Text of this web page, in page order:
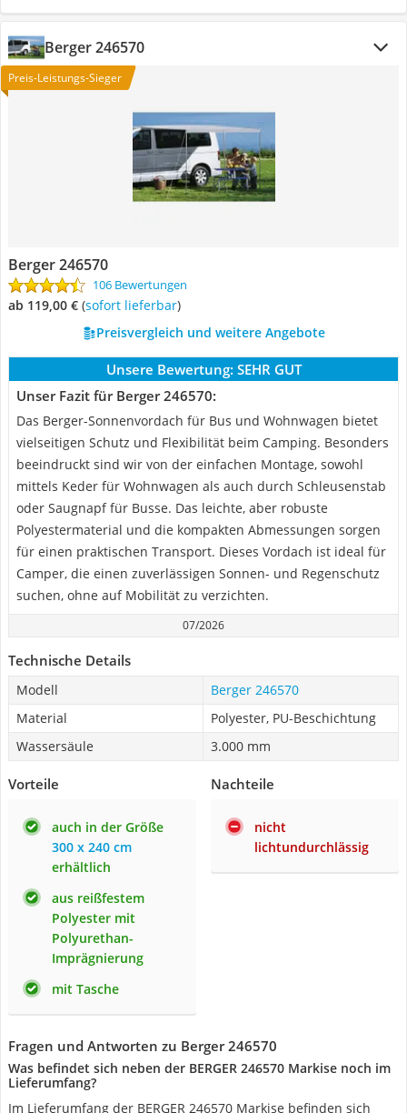
Berger 246570
Preis-Leistungs-Sieger
Berger 246570
106 Bewertungen
ab 119,00 € ( Sofort lieferbar)
Preisvergleich und weitere Angebote
Unsere Bewertung: SEHR GUT
Unser Fazit für Berger 246570:
Das Berger-Sonnenvordach für Bus und Wohnwagen bietet
vielseitigen Schutz und Flexibilität beim Camping. Besonders
beeindruckt sind wir von der einfachen Montage, sowohl
mittels Keder für Wohnwagen als auch durch Schleusenstab
oder Saugnapf für Busse. Das leichte, aber robuste
Polyestermaterial und die kompakten Abmessungen sorgen
für einen praktischen Transport. Dieses Vordach ist ideal für
Camper, die einen zuverlässigen Sonnen- und Regenschutz
suchen, ohne auf Mobilität zu verzichten.
07/2026
Technische Details
Modell
Berger 246570
Material
Polyester, PU-Beschichtung
Wassersäule
3.000 mm
Vorteile
auch in der Größe
300 x 240 cm
erhältlich
aus reißfestem
Polyester mit
Polyurethan-
Imprägnierung
mit Tasche
Nachteile
nicht
lichtundurchlässig
Fragen und Antworten zu Berger 246570
Was befindet sich neben der BERGER 246570 Markise noch im
Lieferumfang?
Im Lieferumfang der BERGER 246570 Markise befinden sich